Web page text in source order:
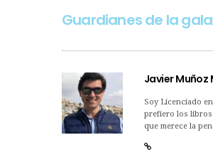
Guardianes de la
Javier Muñoz
Soy Licenciado
prefiero los libros
que merece la